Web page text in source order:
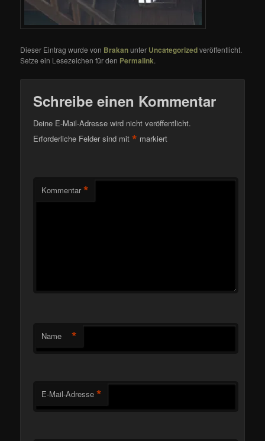
Dieser Eintrag wurde von Brakanunter Uncategorizedveröffentlicht.
Setze ein Lesezeichen für den Permalink.
Schreibe einen Kommentar
Deine E-Mail-Adresse wird nicht veröffentlicht.
Erforderliche Felder sind mit* markiert
Kommentar *
Name *
E-Mail-Adresse *